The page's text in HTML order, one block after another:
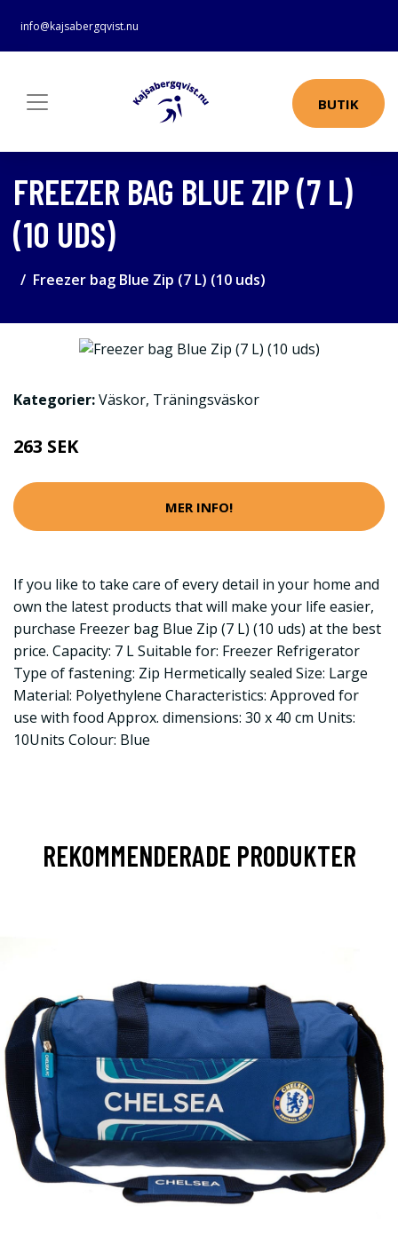
info@kajsabergqvist.nu
BUTIK
FREEZER BAG BLUE ZIP (7 L)
(10 UDS)
Freezer bag Blue Zip (7 L) (10 uds)
Kategorier:Väskor, Träningsväskor
263 SEK
MER INFO!
If you like to take care of every detail in your home and
own the latest products that will make your life easier,
purchase Freezer bag Blue Zip (7 L) (10 uds) at the best
price. Capacity: 7 L Suitable for: Freezer Refrigerator
Type of fastening: Zip Hermetically sealed Size: Large
Material: Polyethylene Characteristics: Approved for
use with food Approx. dimensions: 30 x 40 cm Units:
10Units Colour: Blue
REKOMMENDERADE PRODUKTER